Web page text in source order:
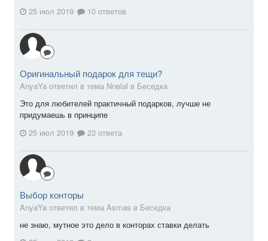
25 июл 2019
10 ответов
Оригинальный подарок для тещи?
AnyaYa ответил в тема Nnelal в Беседка
Это для любителей практичный подарков, лучше не
придумаешь в принципе
25 июл 2019
23 ответа
Выбор конторы
AnyaYa ответил в тема Asmas в Беседка
не знаю, мутное это дело в конторах ставки делать